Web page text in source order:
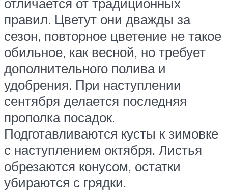
правил. Цветут они дважды за
сезон, повторное цветение не такое
обильное, как весной, но требует
дополнительного полива и
удобрения. При наступлении
сентября делается последняя
прополка посадок.
Подготавливаются кусты к зимовке
с наступлением октября. Листья
обрезаются конусом, остатки
убираются с грядки.